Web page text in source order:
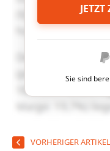
Sie sind
VORHERIGER ARTIKEL